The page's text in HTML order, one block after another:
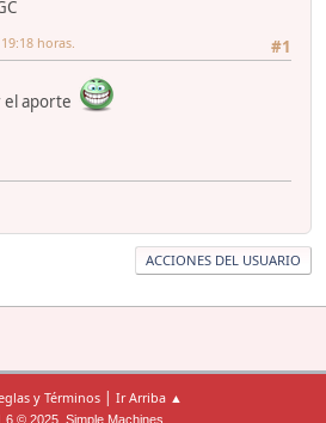
#1
horas.
el aporte
ACCIONES DEL USUARIO
y Términos | Ir Arriba ▲
© 2025 Simple Machines